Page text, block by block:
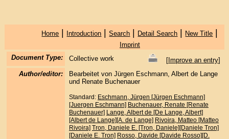
Home | Introduction |Search | Detail Search | New Title |
Imprint
Document Type:
Collective work [Improve an entry]
Author/editor:
Bearbeitet von Jürgen Eschmann, Albert de Lange
und Renate Buchenauer
Standard: Eschmann, Jürgen [Jürgen Eschmann]
[Juergen Eschmann] Buchenauer, Renate [Renate
Buchenauer] Lange, Albert de [De Lange, Albert]
[Albert de Lange][A. de Lange] Rivoira, Matteo [Matteo
Rivoira] Tron, Daniele E. [Tron, Daniele][Daniele Tron]
[Daniele E. Tron] Rosso, Davide [Davide Rosso][D.